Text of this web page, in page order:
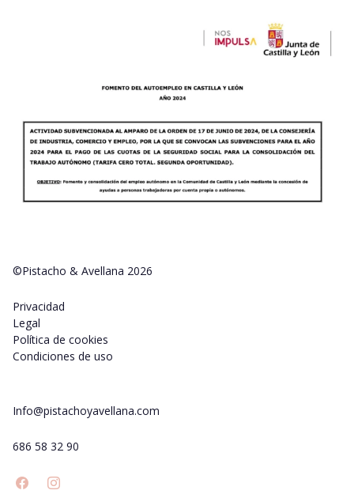
©Pistacho & Avellana 2026
Privacidad
Legal
Política de cookies
Condiciones de uso
Info@pistachoyavellana.com
686 58 32 90